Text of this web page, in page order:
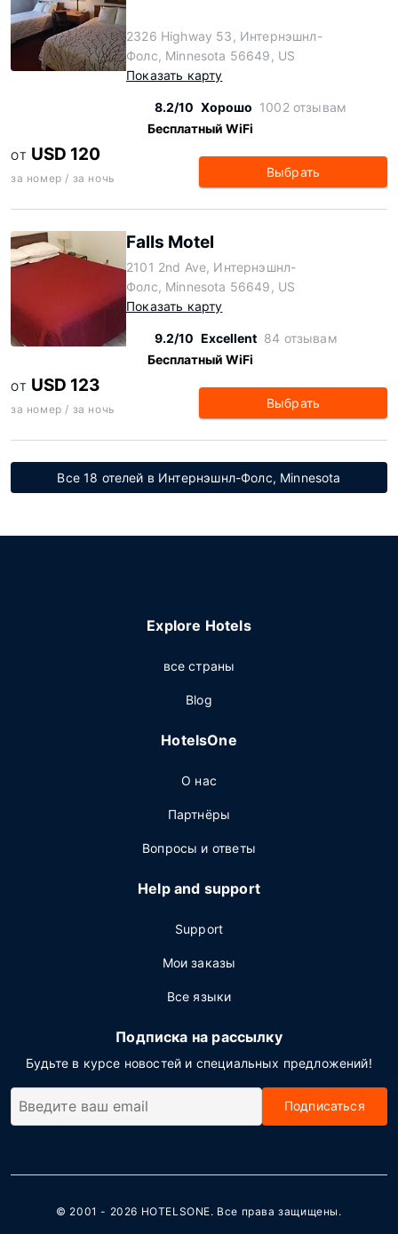
2326 Highway 53, Интернэшнл-
Фолс, Minnesota 56649, US
Показать карту
8.2/10 Хорошо 1002 отзывам
Бесплатный WiFi
ОТ USD 120
за номер / за ночь Выбрать
Falls Motel
2101 2nd Ave, Интернэшнл-
Фолс, Minnesota 56649, US
Показать карту
9.2/10 Excellent 84 отзывам
Бесплатный WiFi
ОТ USD 123
за номер / за ночь Выбрать
Все 18 отелей в Интернэшнл-Фолс, Minnesota
Explore Hotels
все страны
Blog
HotelsOne
О нас
Партнёры
Вопросы и ответы
Help and support
Support
Мои заказы
Все языки
Подписка на рассылку
Будьте в курсе новостей и специальных предложений!
Подписаться
© 2001 - 2026 HOTELSONE. Все права защищены.